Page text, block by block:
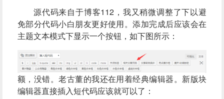
add_shortcode('insert_3_related_posts', 'in
sert_3_related_posts'
// 通过短代码添加 3 篇页码相关文章快捷按钮
function insert_3_related_posts_qtag ()
?>
<script type= "text/javascript"
        QTags.
addButton( 'insert_3_related_
posts' , '相关文章页码', '【insert_3_related_po
sts idss=id1,id2,id3]');
源代码来自于博客112，我又稍微调整了下以避
免部分代码小白朋友更好使用。添加完成后应该会在
主题文本模式下显示一个按钮，如下图所示：
额，没错。老古董的我还在用着经典编辑器。新版块
编辑器直接插入短代码应该就可以了：